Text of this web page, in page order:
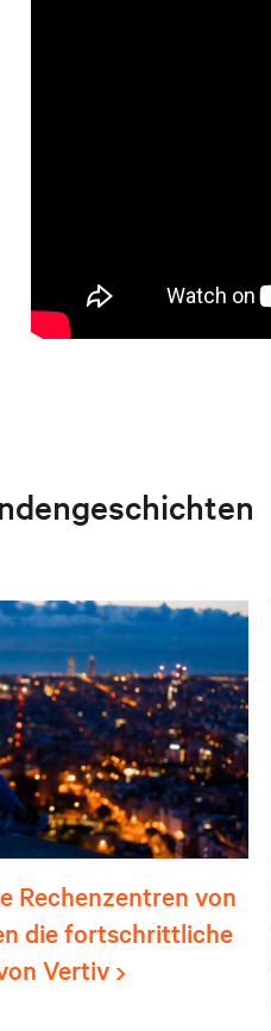
Rechenzentren von
die fortschrittliche
Vertiv